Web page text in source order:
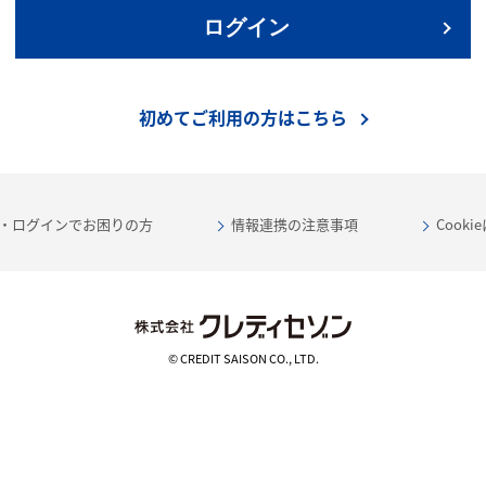
ログイン
初めてご利用の方はこちら
ログインでお困りの方 情報連携の注意事項 Cookie
© CREDIT SAISON CO., LTD.